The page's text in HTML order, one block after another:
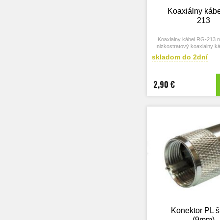
Koaxiálny
213
Koaxialny kábel RG-213
nizkostratový koaxialny
výkony, vysoké
vzdialenosti.
skladom do 2dní
2,90 €
Konektor PL